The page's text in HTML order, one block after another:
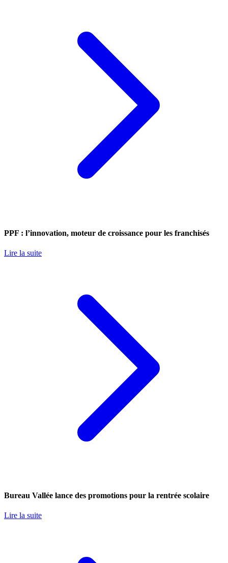
PPF : l’innovation, moteur de croissance pour les franchisés
Lire la suite
Bureau Vallée lance des promotions pour la rentrée scolaire
Lire la suite